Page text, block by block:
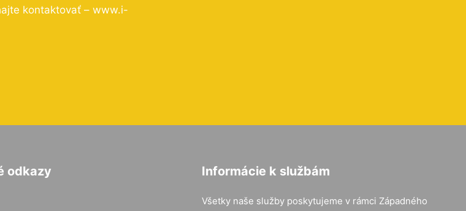
kontaktovať – www.i-
odkazy Informácie k službám
Všetky naše služby poskytujeme v rámci Západného